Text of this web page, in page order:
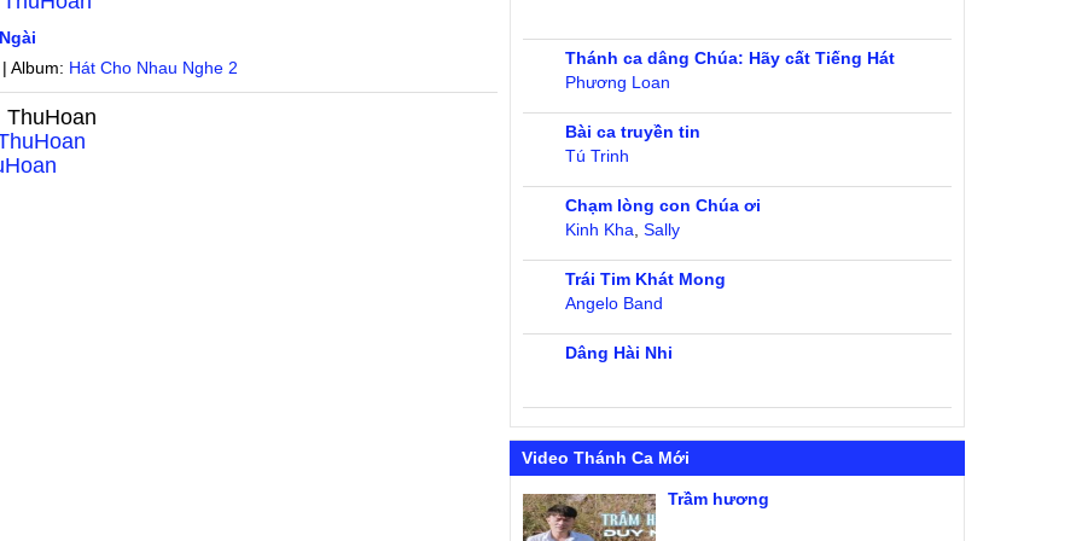
Album: Hát Cho Nhau Nghe 2
ThuHoan
Thánh ca dâng Chúa: Hãy cất Tiếng Hát
Phương Loan
Bài ca truyền tin
Tú Trinh
Chạm lòng con Chúa ơi
Kinh Kha ,Sally
Trái Tim Khát Mong
Angelo Band
Dâng Hài Nhi
Video Thánh Ca Mới
Trầm hương